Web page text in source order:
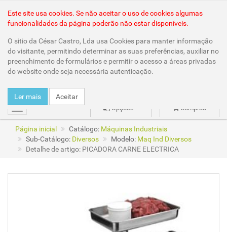
mudar Compras
Opções
Este site usa cookies. Se não aceitar o uso de cookies algumas
funcionalidades da página poderão não estar disponíveis.
O sitio da César Castro, Lda usa Cookies para manter informação
do visitante, permitindo determinar as suas preferências, auxiliar no
preenchimento de formulários e permitir o acesso a áreas privadas
do website onde seja necessária autenticação.
Ler mais Aceitar
Página inicial Catálogo: Máquinas Industriais
Sub-Catálogo: Diversos Modelo: Maq Ind Diversos
Detalhe de artigo: PICADORA CARNE ELECTRICA